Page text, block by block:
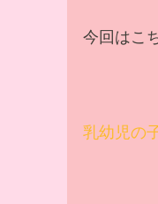
今回はこ
乳幼児の